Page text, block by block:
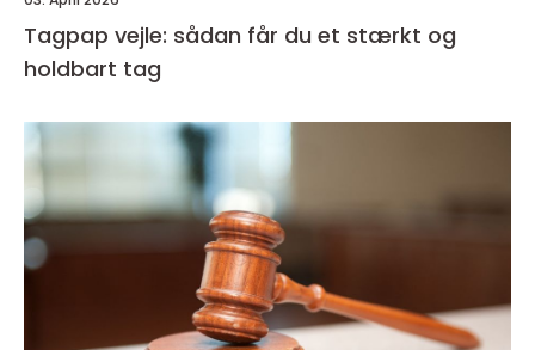
Tagpap vejle: sådan får du et stærkt og
holdbart tag